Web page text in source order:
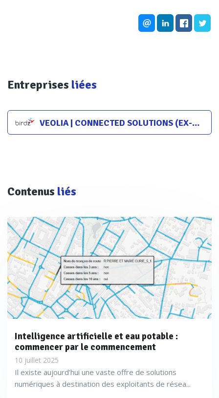
Entreprises liées
VEOLIA | CONNECTED SOLUTIONS (EX-BIRDZ)
Contenus liés
Intelligence artificielle et eau potable :
commencer par le commencement
10 juillet 2025
Il existe aujourd’hui une vaste offre de solutions
numériques à destination des exploitants de résea...